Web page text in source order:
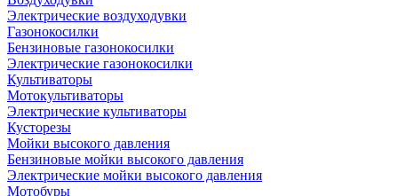
Электрические воздуходувки
Газонокосилки
Бензиновые газонокосилки
Электрические газонокосилки
Культиваторы
Мотокультиваторы
Электрические культиваторы
Кусторезы
Мойки высокого давления
Бензиновые мойки высокого давления
Электрические мойки высокого давления
Мотобуры